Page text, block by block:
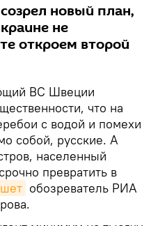
новый план,
не
откроем второй
ВС Швеции
что на
с водой и помехи
собой, русские. А
населенный
превратить в
обозреватель РИА